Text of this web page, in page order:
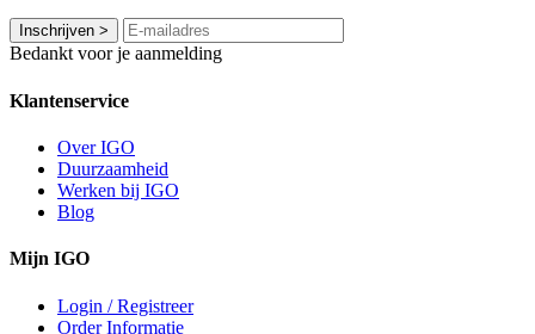
Inschrijven >
Bedankt voor je aanmelding
Klantenservice
Over IGO
Duurzaamheid
Werken bij IGO
Blog
Mijn IGO
Login / Registreer
Order Informatie